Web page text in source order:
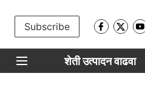
Subscribe
शेती उत्पादन वाढवा